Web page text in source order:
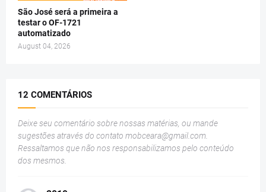
São José será a primeira a
testar o OF-1721
automatizado
August 04, 2026
12 COMENTÁRIOS
Deixe seu comentário sobre nossas matérias, ou mande
sugestões através do contato mobceara@gmail.com.
Ressaltamos que não nos responsabilizamos pelo conteúdo
dos mesmos.